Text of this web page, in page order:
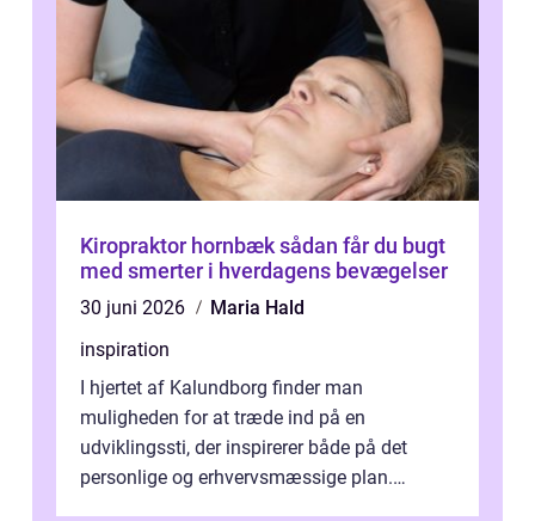
Kiropraktor hornbæk sådan får du bugt
med smerter i hverdagens bevægelser
30 juni 2026
Maria Hald
inspiration
I hjertet af Kalundborg finder man
muligheden for at træde ind på en
udviklingssti, der inspirerer både på det
personlige og erhvervsmæssige plan.